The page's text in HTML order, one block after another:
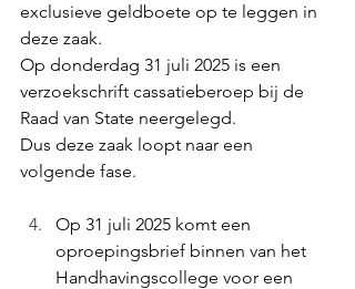
exclusieve geldboete op te leggen in
deze zaak.
Op donderdag 31 juli 2025 is een
verzoekschrift cassatieberoep bij de
Raad van State neergelegd.
Dus deze zaak loopt naar een
volgende fase.
Op 31 juli 2025 komt een
oproepingsbrief binnen van het
Handhavingscollege voor een